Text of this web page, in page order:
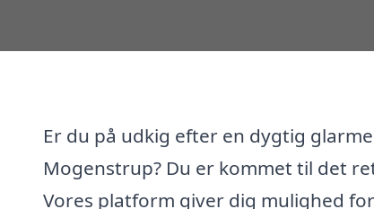
Er du på udkig efter en dygtig
Mogenstrup? Du er kommet til det
Vores platform giver dig mulighed